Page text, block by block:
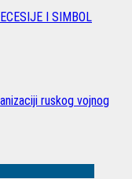
I SIMBOL
ruskog vojnog